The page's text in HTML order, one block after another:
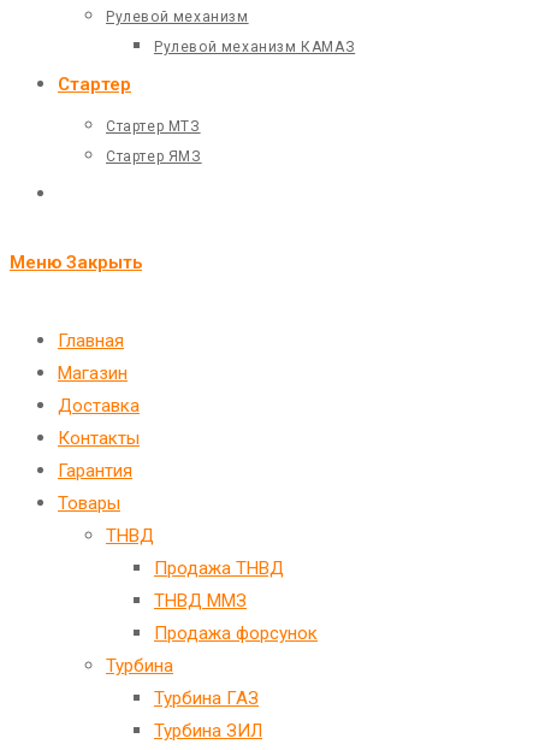
Рулевой механизм
Рулевой механизм КАМАЗ
Стартер
Стартер МТЗ
Стартер ЯМЗ
веб-
Меню Закрыть
Главная
Магазин
Доставка
Контакты
Гарантия
Товары
ТНВД
Продажа ТНВД
ТНВД ММЗ
Продажа форсунок
Турбина
Турбина ГАЗ
Турбина ЗИЛ